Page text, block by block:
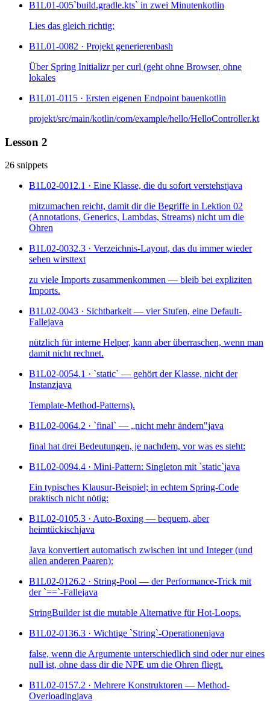
B1L01-005`build.gradle.kts` in zwei Minutenkotlin
Lies das gleich richtig:
B1L01-0082 · Projekt generierenbash
Über Spring Initializr per curl (geht ohne Browser, ohne
lokales
B1L01-011 5 · Ersten eigenen Endpoint bauenkotlin
projekt/src/main/kotlin/com/example/hello/HelloController.kt
Lesson 2
26 snippets
B1L02-001 2.1 · Eine Klasse, die du sofort verstehstjava
mitzumachen reicht, damit dir die Begriffe in Lektion 02
(Annotations, Generics, Lambdas, Streams) nicht um die
Ohren
B1L02-0032.3 · Verzeichnis-Layout, das du immer wieder
sehen wirsttext
zu viele Imports zusammenkommen — bleib bei expliziten
Imports.
B1L02-0043 · Sichtbarkeit — vier Stufen, eine Default-
Fallejava
nützlich für interne Helper, kann aber überraschen, wenn man
damit nicht rechnet.
B1L02-0054.1 · `static` — gehört der Klasse, nicht der
Instanzjava
Template-Method-Patterns).
B1L02-0064.2 · `final` — „nicht mehr ändern"java
final hat drei Bedeutungen, je nachdem, vor was es steht:
B1L02-0094.4 · Mini-Pattern: Singleton mit `static`java
Ein typisches Klausur-Beispiel; in echtem Spring-Code
praktisch nicht nötig:
B1L02-0105.3 · Auto-Boxing — bequem, aber
heimtückischjava
Java konvertiert automatisch zwischen int und Integer (und
allen anderen Paaren):
B1L02-0126.2 · String-Pool — der Performance-Trick mit
der `==`-Fallejava
StringBuilder ist die mutable Alternative für Hot-Loops.
B1L02-0136.3 · Wichtige `String`-Operationenjava
false, wenn die Argumente unterschiedlich sind oder nur eines
null ist, ohne dass dir die NPE um die Ohren fliegt.
B1L02-0157.2 · Mehrere Konstruktoren — Method-
Overloadingjava